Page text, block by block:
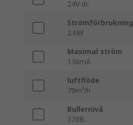
24V dc
Strömförbrukning
2.6W
Maximal ström
136mA
luftflöde
79m³/h
Bullernivå
37dB